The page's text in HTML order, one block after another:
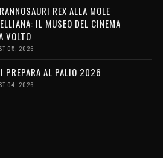
REX ALLA MOLE
IL MUSEO DEL CINEMA
VOLTO
05, 2026
PREPARA AL PALIO 2026
04, 2026